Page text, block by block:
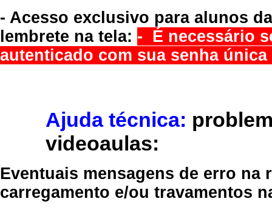
- Acesso exclusivo para alunos
lembrete na tela: - É necessário
autenticado com sua senha
Ajuda técnica:
videoaulas:
Eventuais mensagens de erro
carregamento e/ou travamentos